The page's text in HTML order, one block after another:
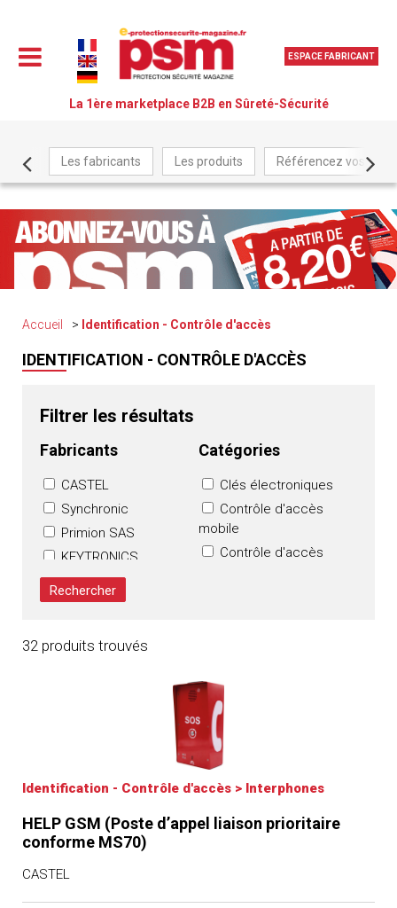
ESPACE FABRICANT
La 1ère marketplace B2B en Sûreté-Sécurité
Les fabricants Les produits Référencez vos
Accueil Identification - Contrôle d'accès
IDENTIFICATION - CONTRÔLE D'ACCÈS
Filtrer les résultats
Fabricants
CASTEL
Synchronic
Primion SAS
KEYTRONICS
Sécurité
Communications SAS
Fichet Group
Catégories
Clés électroniques
Contrôle d'accès
mobile
Contrôle d'accès
contrôle d'accès
32 produits trouvés
Identification - Contrôle d'accès > Interphones
HELP GSM (Poste d’appel liaison prioritaire
conforme MS70)
CASTEL